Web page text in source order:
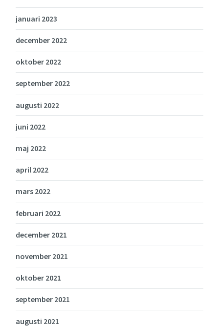
januari 2023
december 2022
oktober 2022
september 2022
augusti 2022
juni 2022
maj 2022
april 2022
mars 2022
februari 2022
december 2021
november 2021
oktober 2021
september 2021
augusti 2021